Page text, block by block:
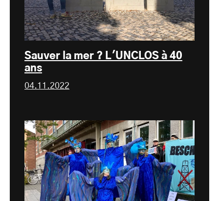
Sauver la mer ? L'UNCLOS à 40
ans
04.11.2022